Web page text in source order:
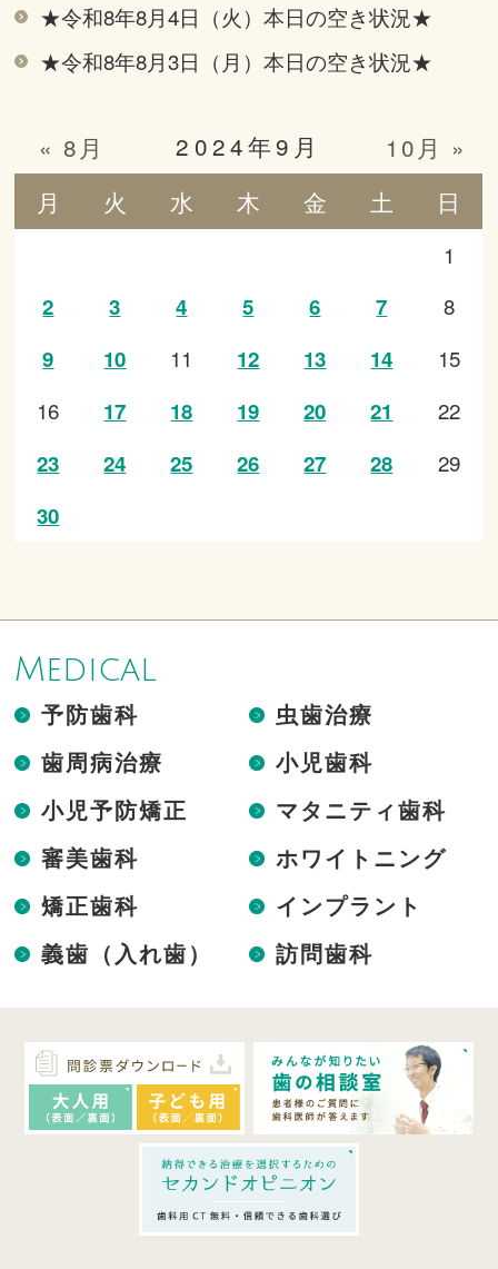
★令和8年8月4日（火）本日の空き状況★
★令和8年8月3日（月）本日の空き状況★
2024年9月
月
火 水 木 金 土 日
« 8月 10月 »
1
2
3 4 5 6 7
8
9
10 11 12 13 14
15
16
17 18 19 20 21
22
23
24 25 26 27 28
29
30
Medical
予防歯科
虫歯治療
歯周病治療
小児歯科
小児予防矯正
マタニティ歯科
審美歯科
ホワイトニング
矯正歯科
インプラント
義歯（入れ歯）
訪問歯科